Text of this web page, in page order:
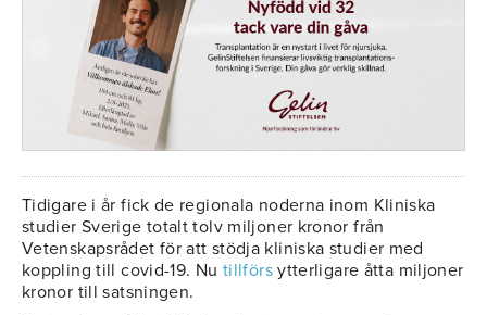
Tidigare i år fick de regionala noderna inom Kliniska
studier Sverige totalt tolv miljoner kronor från
Vetenskapsrådet för att stödja kliniska studier med
koppling till covid-19. Nu tillförsytterligare åtta miljoner
kronor till satsningen.